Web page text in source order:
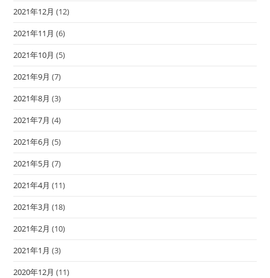
2021年12月 (12)
2021年11月 (6)
2021年10月 (5)
2021年9月 (7)
2021年8月 (3)
2021年7月 (4)
2021年6月 (5)
2021年5月 (7)
2021年4月 (11)
2021年3月 (18)
2021年2月 (10)
2021年1月 (3)
2020年12月 (11)